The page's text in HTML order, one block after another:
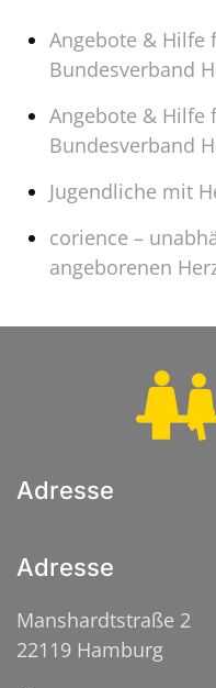
Angebote & Hilfe
Bundesverband
Angebote & Hilfe
Bundesverband
Jugendliche mit
corience –
angeborenen
Adresse
Adresse
Manshardtstraße 2
22119 Hamburg